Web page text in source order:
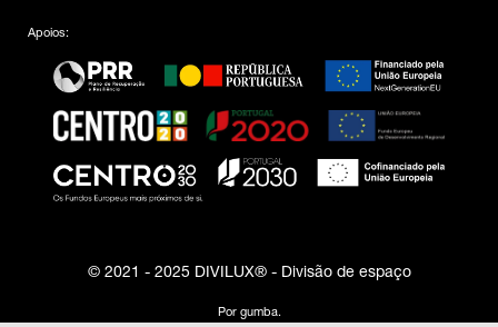
Apoios:
© 2021 - 2025 DIVILUX® - Divisão de espaço
Por gumba.